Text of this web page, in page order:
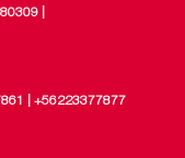
|
| +56223377877